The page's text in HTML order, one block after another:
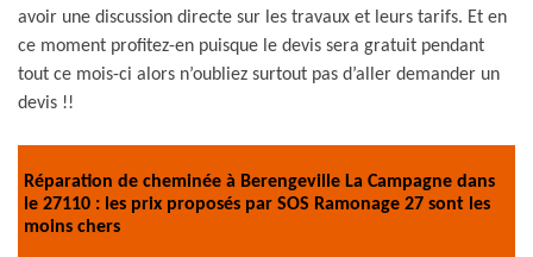
avoir une discussion directe sur les travaux et leurs tarifs. Et en
ce moment profitez-en puisque le devis sera gratuit pendant
tout ce mois-ci alors n’oubliez surtout pas d’aller demander un
devis !!
Réparation de cheminée à Berengeville La Campagne dans
le 27110 : les prix proposés par SOS Ramonage 27 sont les
moins chers